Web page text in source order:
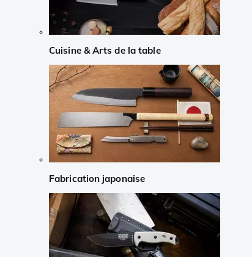
Cuisine & Arts de la table
Fabrication japonaise